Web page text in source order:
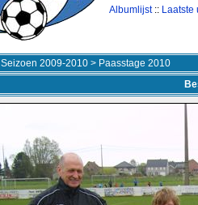
Albumlijst:: Laatste
Seizoen 2009-2010 > Paasstage 2010